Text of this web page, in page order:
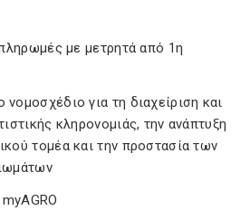
με μετρητά από 1η
για τη διαχείριση και
κληρονομιάς, την ανάπτυξη
τομέα και την προστασία των